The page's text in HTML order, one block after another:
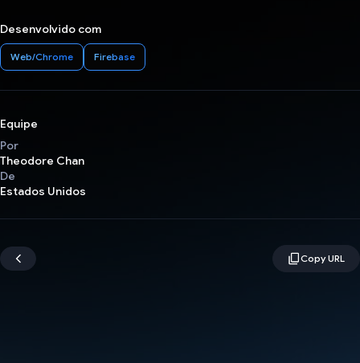
Desenvolvido com
Web/Chrome Firebase
Equipe
Por
Theodore Chan
De
Estados Unidos